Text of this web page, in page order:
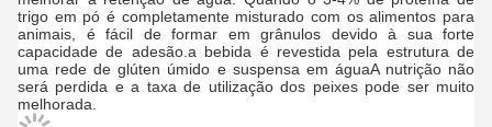
trigo em pó é completamente misturado com os alimentos para
animais, é fácil de formar em grânulos devido à sua forte
capacidade de adesão.a bebida é revestida pela estrutura de
uma rede de glúten úmido e suspensa em águaA nutrição não
será perdida e a taxa de utilização dos peixes pode ser muito
melhorada.